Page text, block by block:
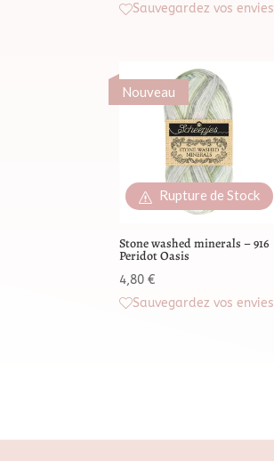
Sauvegardez vos envies
Nouveau
Rupture de Stock
Stone washed minerals – 916
Peridot Oasis
4,80€
Sauvegardez vos envies